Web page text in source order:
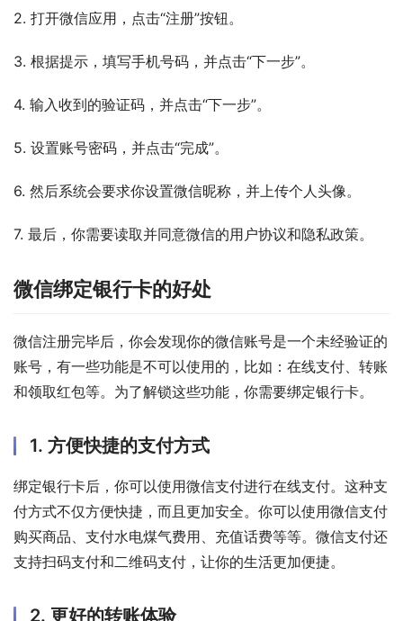
2. 打开微信应用，点击“注册”按钮。
3. 根据提示，填写手机号码，并点击“下一步”。
4. 输入收到的验证码，并点击“下一步”。
5. 设置账号密码，并点击“完成”。
6. 然后系统会要求你设置微信昵称，并上传个人头像。
7. 最后，你需要读取并同意微信的用户协议和隐私政策。
微信绑定银行卡的好处
微信注册完毕后，你会发现你的微信账号是一个未经验证的
账号，有一些功能是不可以使用的，比如：在线支付、转账
和领取红包等。为了解锁这些功能，你需要绑定银行卡。
1. 方便快捷的支付方式
绑定银行卡后，你可以使用微信支付进行在线支付。这种支
付方式不仅方便快捷，而且更加安全。你可以使用微信支付
购买商品、支付水电煤气费用、充值话费等等。微信支付还
支持扫码支付和二维码支付，让你的生活更加便捷。
2. 更好的转账体验